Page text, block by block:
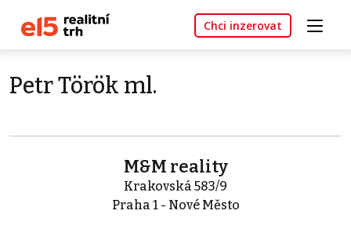
Chci inzerovat
Petr Török ml.
M&M reality
Krakovská 583/9
Praha 1 - Nové Město